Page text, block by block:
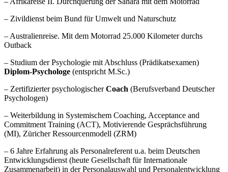
– Zivildienst beim Bund für Umwelt und Naturschutz
– Australienreise. Mit dem Motorrad 25.000 Kilometer durchs
Outback
– Studium der Psychologie mit Abschluss (Prädikatsexamen)
Diplom-Psychologe (entspricht M.Sc.)
– Zertifizierter psychologischerCoach (Berufsverband Deutscher
Psychologen)
– Weiterbildung in Systemischem Coaching, Acceptance and
Commitment Training (ACT), Motivierende Gesprächsführung
(MI), Züricher Ressourcenmodell (ZRM)
– 6 Jahre Erfahrung als Personalreferent u.a. beim Deutschen
Entwicklungsdienst (heute Gesellschaft für Internationale
Zusammenarbeit) in der Personalauswahl und Personalentwicklung